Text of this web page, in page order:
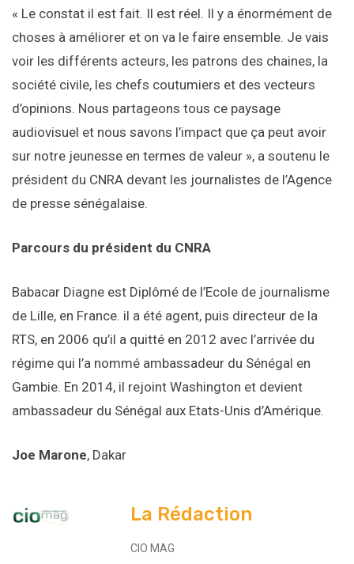
« Le constat il est fait. Il est réel. Il y a énormément de
choses à améliorer et on va le faire ensemble. Je vais
voir les différents acteurs, les patrons des chaines, la
société civile, les chefs coutumiers et des vecteurs
d’opinions. Nous partageons tous ce paysage
audiovisuel et nous savons l’impact que ça peut avoir
sur notre jeunesse en termes de valeur », a soutenu le
président du CNRA devant les journalistes de l’Agence
de presse sénégalaise.
Parcours du président du CNRA
Babacar Diagne est Diplômé de l’Ecole de journalisme
de Lille, en France. il a été agent, puis directeur de la
RTS, en 2006 qu’il a quitté en 2012 avec l’arrivée du
régime qui l’a nommé ambassadeur du Sénégal en
Gambie. En 2014, il rejoint Washington et devient
ambassadeur du Sénégal aux Etats-Unis d’Amérique.
Joe Marone, Dakar
La Rédaction
CIO MAG